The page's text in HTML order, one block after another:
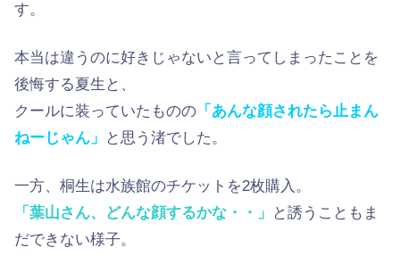
す。
本当は違うのに好きじゃないと言ってしまったことを
後悔する夏生と、
クールに装っていたものの 「あんな顔されたら止まん
ねーじゃん」
と思う渚でした。
一方、桐生は水族館のチケットを2枚購入。
「葉山さん、どんな顔するかな・・」
と誘うこともま
だできない様子。